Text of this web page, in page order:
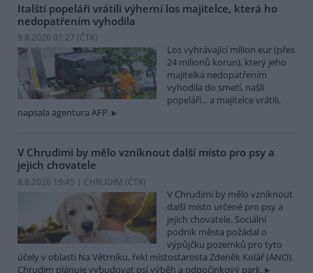
Italští popeláři vrátili výherní los majitelce, která ho
nedopatřením vyhodila
9.8.2026 01:27 (ČTK)
Los vyhrávající milion eur (přes
24 milionů korun), který jeho
majitelka nedopatřením
vyhodila do smetí, našli
popeláři... a majitelce vrátili,
napsala agentura AFP.
V Chrudimi by mělo vzniknout další místo pro psy a
jejich chovatele
8.8.2026 19:45 | CHRUDIM (ČTK)
V Chrudimi by mělo vzniknout
další místo určené pro psy a
jejich chovatele. Sociální
podnik města požádal o
výpůjčku pozemků pro tyto
účely v oblasti Na Větrníku, řekl místostarosta Zdeněk Kolář (ANO).
Chrudim plánuje vybudovat psí výběh a odpočinkový park.